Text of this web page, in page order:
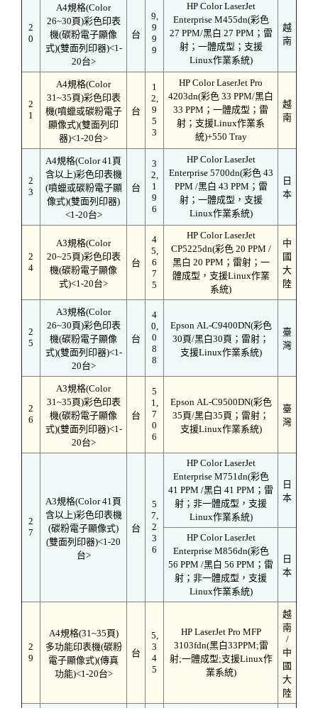
2
0
A4規格(Color
26~30頁)彩色印表
機(碳粉電子顯像
式)(雙面列印器)<1-
20台>
台
9,
9
9
9
HP Color LaserJet
Enterprise M455dn(彩色
27 PPM/黑白 27 PPM；雷
射；一體成型；支援
Linux作業系統)
越
南
2
1
A4規格(Color
31~35頁)彩色印表
機(噴蠟或碳粉電子
顯像式)(雙面列印
器)<1-20台>
台
1
2,
9
5
3
HP Color LaserJet Pro
4203dn(彩色 33 PPM/黑白
33 PPM；一體成型；雷
射；支援Linux作業系
統)+550 Tray
越
南
2
3
A4規格(Color 41頁
含以上)彩色印表機
(噴蠟或碳粉電子顯
像式)(雙面列印器)
<1-20台>
台
3
2,
1
9
6
HP Color LaserJet
Enterprise 5700dn(彩色 43
PPM /黑白 43 PPM；雷
射；一體成型，支援
Linux作業系統)
日
本
2
4
A3規格(Color
20~25頁)彩色印表
機(碳粉電子顯像
式)<1-20台>
台
4
5,
6
7
5
HP Color LaserJet
CP5225dn(彩色 20 PPM /
黑白 20 PPM；雷射；一
體成型，支援Linux作業
系統)
中
國
大
陸
2
5
A3規格(Color
26~30頁)彩色印表
機(碳粉電子顯像
式)(雙面列印器)<1-
20台>
台
4
0,
0
8
8
Epson AL-C9400DN(彩色
30頁/黑白30頁；雷射；
支援Linux作業系統)
臺
灣
2
6
A3規格(Color
31~35頁)彩色印表
機(碳粉電子顯像
式)(雙面列印器)<1-
20台>
台
5
1,
7
0
6
Epson AL-C9500DN(彩色
35頁/黑白35頁；雷射；
支援Linux作業系統)
臺
灣
2
7
A3規格(Color 41頁
含以上)彩色印表機
(碳粉電子顯像式)
(雙面列印器)<1-20
台>
台
5
7,
2
3
6
HP Color LaserJet
Enterprise M751dn(彩色
41 PPM /黑白 41 PPM；雷
射；非一體成型，支援
Linux作業系統)
日
本
HP Color LaserJet
Enterprise M856dn(彩色
56 PPM /黑白 56 PPM；雷
射；非一體成型，支援
Linux作業系統)
日
本
2
9
A4規格(31~35頁)
多功能印表機(碳粉
電子顯像式)(傳真
功能)<1-20台>
台
5,
3
4
5
HP LaserJet Pro MFP
3103fdn(黑白33PPM;雷
射;一體成型;支援Linux作
業系統)
越
南
/
中
國
大
陸